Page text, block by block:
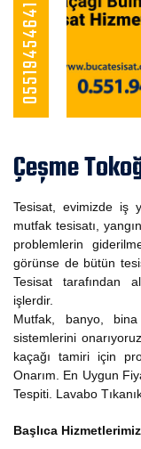
05519454641
Çeşme
Tesisat, evimizde iş
mutfak tesisatı,
problemlerin
görünse de bütün
Tesisat tarafından
işlerdir.
Mutfak, banyo,
sistemlerini
kaçağı tamiri için
Onarım. En Uygun
Tespiti. Lavabo
Başlıca Hizmetlerimiz